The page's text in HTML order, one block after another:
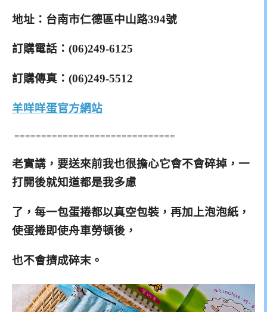
地址：台南市仁德區中山路394號
訂購電話：(06)249-6125
訂購傳真：(06)249-5512
羊咩咩蛋官方網站
==============================
老實講，要送來前我也很擔心它會不會碎掉，一
打開後就知道都是我多慮
了，每一包蛋捲都以真空包裝，再加上泡泡紙，
使蛋捲即使舟車勞頓後，
也不會擠成碎末。